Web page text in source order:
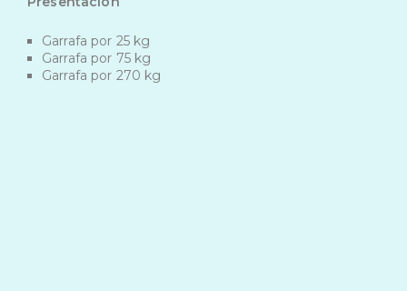
Garrafa por 25 kg
Garrafa por 75 kg
Garrafa por 270 kg